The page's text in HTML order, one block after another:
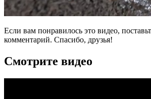
Если вам понравилось это видео,
комментарий. Спасибо, друзья!
Смотрите видео